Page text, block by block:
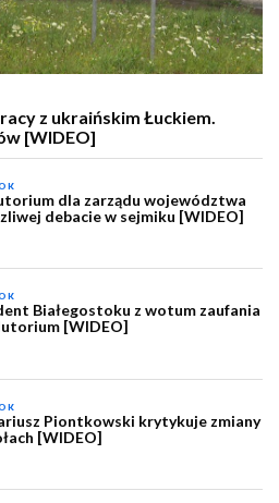
z ukraińskim Łuckiem.
[WIDEO]
dla zarządu województwa
debacie w sejmiku [WIDEO]
Białegostoku z wotum zaufania
[WIDEO]
Piontkowski krytykuje zmiany
[WIDEO]